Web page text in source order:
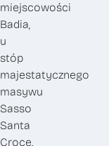
miejscowości
Badia,
u
stóp
majestatycznego
masywu
Sasso
Santa
Croce.